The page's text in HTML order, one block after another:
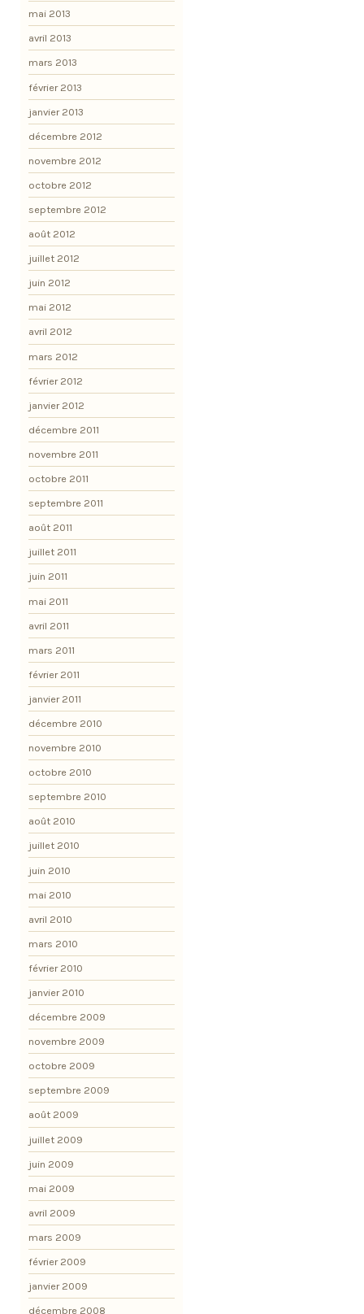
mai 2013
avril 2013
mars 2013
février 2013
janvier 2013
décembre 2012
novembre 2012
octobre 2012
septembre 2012
août 2012
juillet 2012
juin 2012
mai 2012
avril 2012
mars 2012
février 2012
janvier 2012
décembre 2011
novembre 2011
octobre 2011
septembre 2011
août 2011
juillet 2011
juin 2011
mai 2011
avril 2011
mars 2011
février 2011
janvier 2011
décembre 2010
novembre 2010
octobre 2010
septembre 2010
août 2010
juillet 2010
juin 2010
mai 2010
avril 2010
mars 2010
février 2010
janvier 2010
décembre 2009
novembre 2009
octobre 2009
septembre 2009
août 2009
juillet 2009
juin 2009
mai 2009
avril 2009
mars 2009
février 2009
janvier 2009
décembre 2008